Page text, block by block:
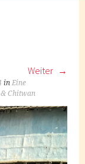
Weiter
inEine
Chitwan